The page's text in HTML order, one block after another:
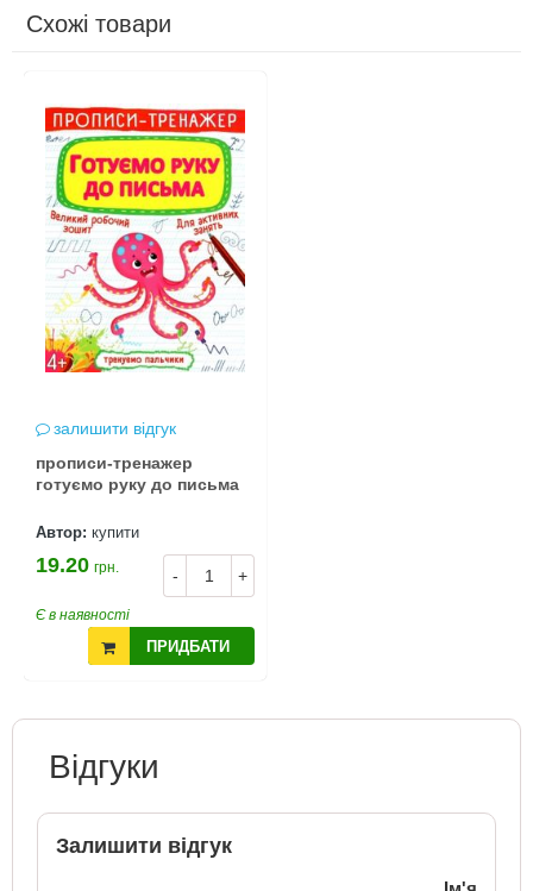
Схожі товари
залишити відгук
прописи-тренажер
готуємо руку до письма
Автор: купити
- +
19.20 грн.
Є в наявності
ПРИДБАТИ
Відгуки
Залишити відгук